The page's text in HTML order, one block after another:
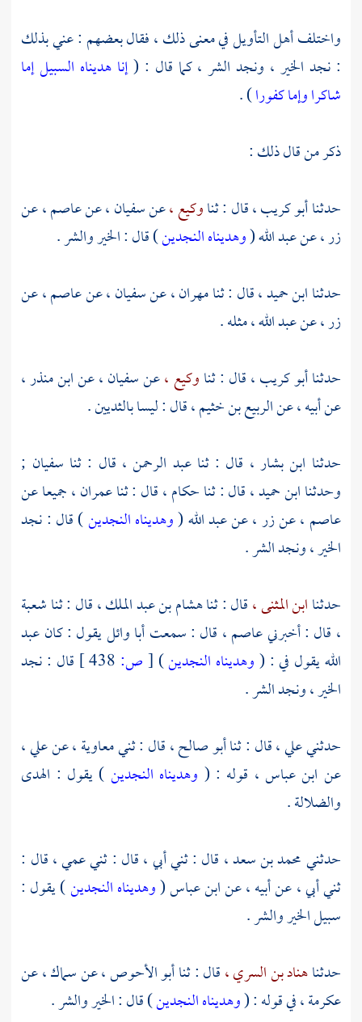
واختلف أهل التأويل في معنى ذلك ، فقال بعضهم : عني بذلك
: نجد الخير ، ونجد الشر ، كما قال : (إنا هديناه السبيل إما
شاكرا وإما كفورا) .
ذكر من قال ذلك :
حدثناأبو كريب ،قال : ثناوكيع ،عنسفيان ،عنعاصم ،عن
زر ،عنعبد الله(وهديناه النجدين) قال : الخير والشر .
حدثناابن حميد ،قال : ثنامهران ،عنسفيان ،عنعاصم ،عن
زر ،عنعبد الله ،مثله .
حدثناأبو كريب ،قال : ثناوكيع ،عنسفيان ،عنابن منذر ،
عن أبيه ، عنالربيع بن خثيم ،قال : ليسا بالثديين .
حدثنا ابن بشار ، قال : ثناعبد الرحمن ، قال : ثنا سفيان ;
وحدثناابن حميد ،قال : ثناحكام ،قال : ثناعمران ،جميعا عن
عاصم ،عنزر ،عنعبد الله(وهديناه النجدين) قال : نجد
الخير ، ونجد الشر .
حدثناابن المثنى ،قال : ثناهشام بن عبد الملك ،قال : ثناشعبة
، قال : أخبرنيعاصم ، قال : سمعتأبا وائليقول : كانعبد
اللهيقول في : (وهديناه النجدين)
[ص:
قال : نجد
الخير ، ونجد الشر .
حدثنيعلي ،قال : ثناأبو صالح ،قال : ثنيمعاوية ،عنعلي ،
عن ابن عباس ، قوله : ( وهديناه النجدين ) يقول : الهدى
والضلالة .
حدثنيمحمد بن سعد ، قال : ثني أبي ، قال : ثني عمي ، قال :
ثني أبي ، عن أبيه ، عنابن عباس(وهديناه النجدين) يقول :
سبيل الخير والشر .
حدثناهناد بن السري ،قال : ثناأبو الأحوص ،عنسماك ،عن
عكرمة ،في قوله : (وهديناه النجدين) قال : الخير والشر .